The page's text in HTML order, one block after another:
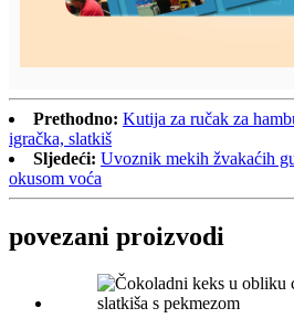
Prethodno: Kutija za ručak za
igračka, slatkiš
Sljedeći: Uvoznik mekih žvakaćih
okusom voća
povezani proizvodi